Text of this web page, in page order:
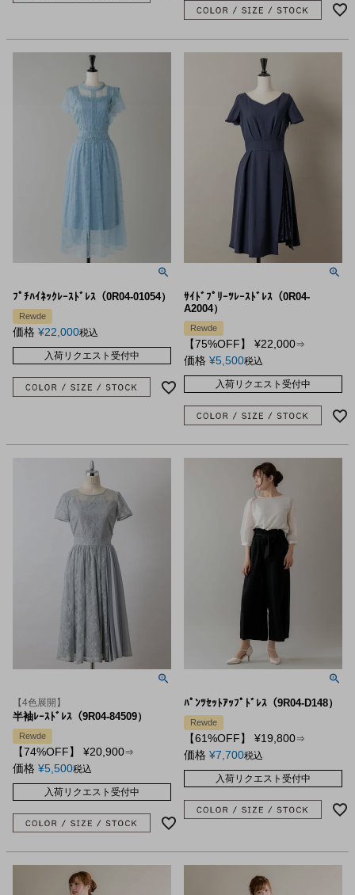
ﾌﾟﾁﾊｲﾈｯｸﾚｰｽﾄﾞﾚｽ（0R04-01054）
Rewde
価格 ¥22,000税込
入荷リクエスト受付中
ｻｲﾄﾞﾌﾟﾘｰﾂﾚｰｽﾄﾞﾚｽ（0R04-
A2004）
Rewde
【75%OFF】 ¥22,000⇒
価格 ¥5,500税込
入荷リクエスト受付中
【4色展開】
半袖ﾚｰｽﾄﾞﾚｽ（9R04-84509）
Rewde
【74%OFF】 ¥20,900⇒
価格 ¥5,500税込
入荷リクエスト受付中
ﾊﾟﾝﾂｾｯﾄｱｯﾌﾟﾄﾞﾚｽ（9R04-D148）
Rewde
【61%OFF】 ¥19,800⇒
価格 ¥7,700税込
入荷リクエスト受付中